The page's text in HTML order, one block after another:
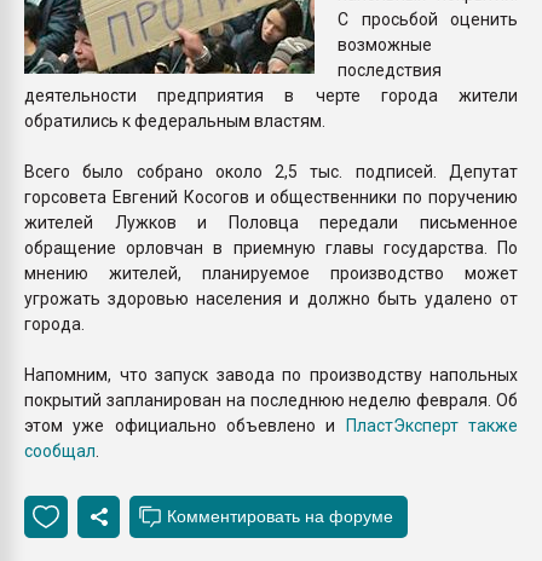
С просьбой оценить
возможные
последствия
деятельности предприятия в черте города жители
обратились к федеральным властям.
Всего было собрано около 2,5 тыс. подписей. Депутат
горсовета Евгений Косогов и общественники по поручению
жителей Лужков и Половца передали письменное
обращение орловчан в приемную главы государства. По
мнению жителей, планируемое производство может
угрожать здоровью населения и должно быть удалено от
города.
Напомним, что запуск завода по производству напольных
покрытий запланирован на последнюю неделю февраля. Об
этом уже официально объевлено и ПластЭксперт также
сообщал